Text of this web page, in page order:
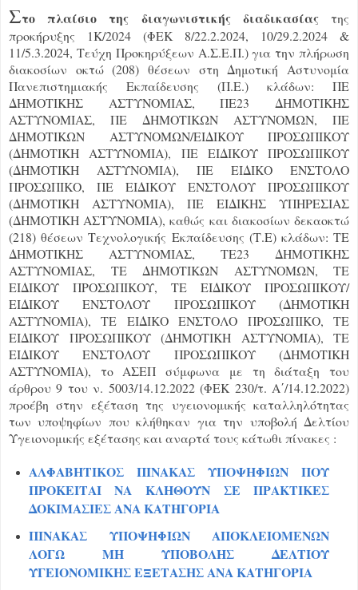
Στο πλαίσιο της διαγωνιστικής διαδικασίαςτης
προκήρυξης 1Κ/2024 (ΦΕΚ 8/22.2.2024, 10/29.2.2024 &
11/5.3.2024, Τεύχη Προκηρύξεων Α.Σ.Ε.Π.) για την πλήρωση
διακοσίων οκτώ (208) θέσεων στη Δημοτική Αστυνομία
Πανεπιστημιακής Εκπαίδευσης (Π.Ε.) κλάδων: ΠΕ
ΔΗΜΟΤΙΚΗΣ ΑΣΤΥΝΟΜΙΑΣ, ΠΕ23 ΔΗΜΟΤΙΚΗΣ
ΑΣΤΥΝΟΜΙΑΣ, ΠΕ ΔΗΜΟΤΙΚΩΝ ΑΣΤΥΝΟΜΩΝ, ΠΕ
ΔΗΜΟΤΙΚΩΝ ΑΣΤΥΝΟΜΩΝ/ΕΙΔΙΚΟΥ ΠΡΟΣΩΠΙΚΟΥ
(ΔΗΜΟΤΙΚΗ ΑΣΤΥΝΟΜΙΑ), ΠΕ ΕΙΔΙΚΟΥ ΠΡΟΣΩΠΙΚΟΥ
(ΔΗΜΟΤΙΚΗ ΑΣΤΥΝΟΜΙΑ), ΠΕ ΕΙΔΙΚΟ ΕΝΣΤΟΛΟ
ΠΡΟΣΩΠΙΚΟ, ΠΕ ΕΙΔΙΚΟΥ ΕΝΣΤΟΛΟΥ ΠΡΟΣΩΠΙΚΟΥ
(ΔΗΜΟΤΙΚΗ ΑΣΤΥΝΟΜΙΑ), ΠΕ ΕΙΔΙΚΗΣ ΥΠΗΡΕΣΙΑΣ
(ΔΗΜΟΤΙΚΗ ΑΣΤΥΝΟΜΙΑ), καθώς και διακοσίων δεκαοκτώ
(218) θέσεων Τεχνολογικής Εκπαίδευσης (Τ.Ε) κλάδων: ΤΕ
ΔΗΜΟΤΙΚΗΣ ΑΣΤΥΝΟΜΙΑΣ, ΤΕ23 ΔΗΜΟΤΙΚΗΣ
ΑΣΤΥΝΟΜΙΑΣ, ΤΕ ΔΗΜΟΤΙΚΩΝ ΑΣΤΥΝΟΜΩΝ, ΤΕ
ΕΙΔΙΚΟΥ ΠΡΟΣΩΠΙΚΟΥ, ΤΕ ΕΙΔΙΚΟΥ ΠΡΟΣΩΠΙΚΟΥ/
ΕΙΔΙΚΟΥ ΕΝΣΤΟΛΟΥ ΠΡΟΣΩΠΙΚΟΥ (ΔΗΜΟΤΙΚΗ
ΑΣΤΥΝΟΜΙΑ), ΤΕ ΕΙΔΙΚΟ ΕΝΣΤΟΛΟ ΠΡΟΣΩΠΙΚΟ, ΤΕ
ΕΙΔΙΚΟΥ ΠΡΟΣΩΠΙΚΟΥ (ΔΗΜΟΤΙΚΗ ΑΣΤΥΝΟΜΙΑ), ΤΕ
ΕΙΔΙΚΟΥ ΕΝΣΤΟΛΟΥ ΠΡΟΣΩΠΙΚΟΥ (ΔΗΜΟΤΙΚΗ
ΑΣΤΥΝΟΜΙΑ), το ΑΣΕΠ σύμφωνα με τη διάταξη του
άρθρου 9 του ν. 5003/14.12.2022 (ΦΕΚ 230/τ. Α΄/14.12.2022)
προέβη στην εξέταση της υγειονομικής καταλληλότητας
των υποψηφίων που κλήθηκαν για την υποβολή Δελτίου
Υγειονομικής εξέτασης και αναρτά τους κάτωθι πίνακες :
ΑΛΦΑΒΗΤΙΚΟΣ ΠΙΝΑΚΑΣ ΥΠΟΨΗΦΙΩΝ ΠΟΥ
ΠΡΟΚΕΙΤΑΙ ΝΑ ΚΛΗΘΟΥΝ ΣΕ ΠΡΑΚΤΙΚΕΣ
ΔΟΚΙΜΑΣΙΕΣ ΑΝΑ ΚΑΤΗΓΟΡΙΑ
ΠΙΝΑΚΑΣ ΥΠΟΨΗΦΙΩΝ ΑΠΟΚΛΕΙΟΜΕΝΩΝ
ΛΟΓΩ ΜΗ ΥΠΟΒΟΛΗΣ ΔΕΛΤΙΟΥ
ΥΓΕΙΟΝΟΜΙΚΗΣ ΕΞΕΤΑΣΗΣ ΑΝΑ ΚΑΤΗΓΟΡΙΑ